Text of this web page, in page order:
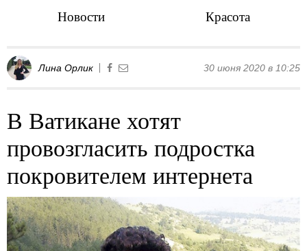
Новости Красота
Лина Орлик 30 июня 2020 в 10:25
В Ватикане хотят
провозгласить подростка
покровителем интернета